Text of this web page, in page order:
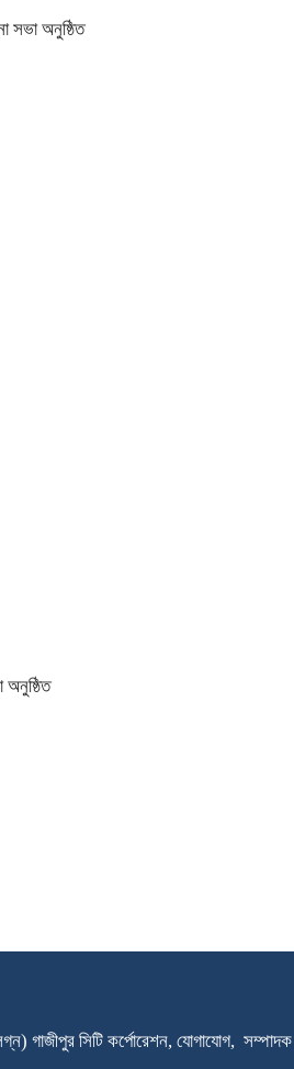
সভা অনুষ্ঠিত
অনুষ্ঠিত
গাজীপুর সিটি কর্পোরেশন,